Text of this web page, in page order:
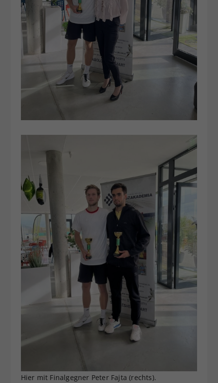
Hier mit Finalgegner Peter Fajta (rechts).